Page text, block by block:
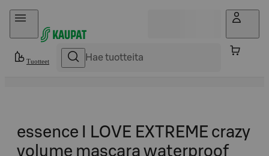
Hyppää sisältöön
Tuotteet
essence I LOVE EXTREME crazy
volume mascara waterproof